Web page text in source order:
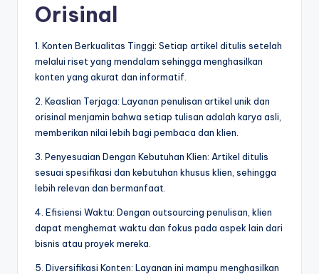
Orisinal
1. Konten Berkualitas Tinggi: Setiap artikel ditulis setelah
melalui riset yang mendalam sehingga menghasilkan
konten yang akurat dan informatif.
2. Keaslian Terjaga: Layanan penulisan artikel unik dan
orisinal menjamin bahwa setiap tulisan adalah karya asli,
memberikan nilai lebih bagi pembaca dan klien.
3. Penyesuaian Dengan Kebutuhan Klien: Artikel ditulis
sesuai spesifikasi dan kebutuhan khusus klien, sehingga
lebih relevan dan bermanfaat.
4. Efisiensi Waktu: Dengan outsourcing penulisan, klien
dapat menghemat waktu dan fokus pada aspek lain dari
bisnis atau proyek mereka.
5. Diversifikasi Konten: Layanan ini mampu menghasilkan